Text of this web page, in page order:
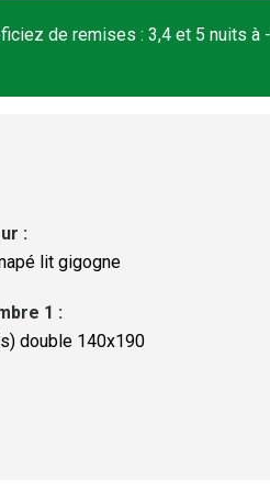
de remises : 3,4 et 5 nuits à
:
lit gigogne
1 :
double 140x190